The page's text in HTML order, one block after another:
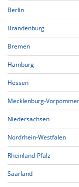
Berlin
Brandenburg
Bremen
Hamburg
Hessen
Mecklenburg-
Niedersachsen
Nordrhein-Westfalen
Rheinland-Pfalz
Saarland